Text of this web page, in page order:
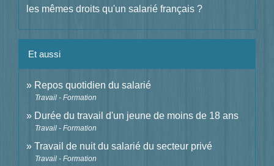
les mêmes droits qu'un salarié français ?
Et aussi
Repos quotidien du salarié
Travail - Formation
Durée du travail d'un jeune de moins de 18 ans
Travail - Formation
Travail de nuit du salarié du secteur privé
Travail - Formation